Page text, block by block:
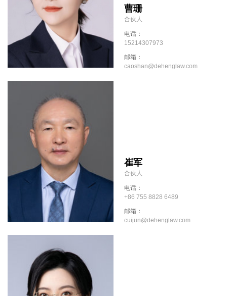
曹珊
合伙人
电话：
15214307973
邮箱：
caoshan@dehenglaw.com
崔军
合伙人
电话：
+86 755 8828 6489
邮箱：
cuijun@dehenglaw.com